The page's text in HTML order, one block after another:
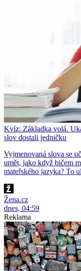
Kvíz: Základka volá.
slov dostali jedničku
Vyjmenovaná slova se
umět, jako když bičem
mateřského jazyka? To
Žena.cz
dnes, 04:59
Reklama